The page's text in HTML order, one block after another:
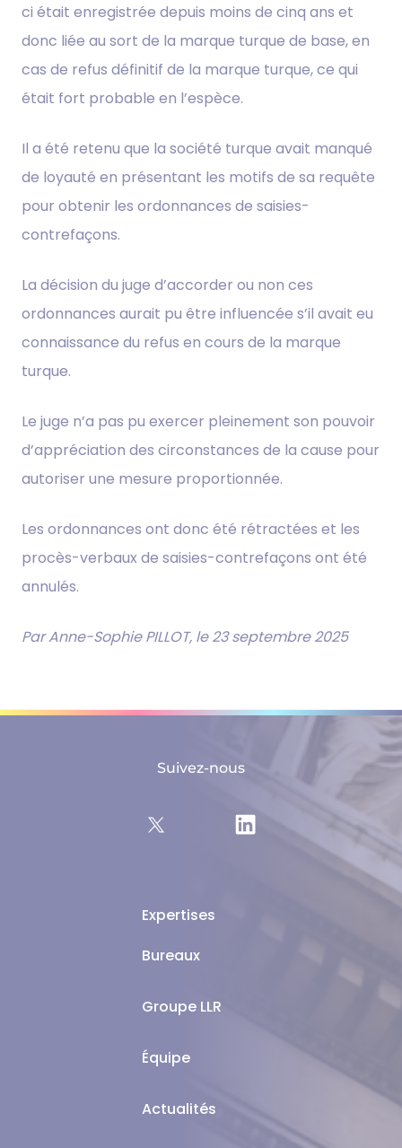
ci était enregistrée depuis moins de cinq ans et
donc liée au sort de la marque turque de base, en
cas de refus définitif de la marque turque, ce qui
était fort probable en l’espèce.
Il a été retenu que la société turque avait manqué
de loyauté en présentant les motifs de sa requête
pour obtenir les ordonnances de saisies-
contrefaçons.
La décision du juge d’accorder ou non ces
ordonnances aurait pu être influencée s’il avait eu
connaissance du refus en cours de la marque
turque.
Le juge n’a pas pu exercer pleinement son pouvoir
d’appréciation des circonstances de la cause pour
autoriser une mesure proportionnée.
Les ordonnances ont donc été rétractées et les
procès-verbaux de saisies-contrefaçons ont été
annulés.
Par Anne-Sophie PILLOT, le 23 septembre 2025
Expertises
Bureaux
Groupe LLR
Équipe
Actualités
Suivez-nous